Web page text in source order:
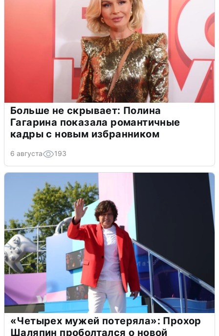
Больше не скрывает: Полина
Гагарина показала романтичные
кадры с новым избранником
6 августа 193
«Четырех мужей потеряла»: Прохор
Шаляпин проболтался о новой